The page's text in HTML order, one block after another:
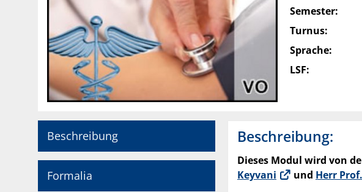
Semester:
Turnus:
Sprache:
LSF:
Beschreibung
Formalia
Beschreibung:
Dieses Modul wird von
Keyvani
und Herr